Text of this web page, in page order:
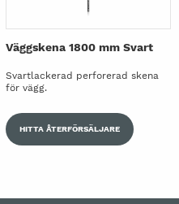
Väggskena 1800 mm Svart
Svartlackerad perforerad skena
för vägg.
HITTA ÅTERFÖRSÄLJARE